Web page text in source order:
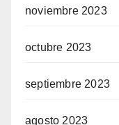
noviembre 2023
octubre 2023
septiembre 2023
agosto 2023